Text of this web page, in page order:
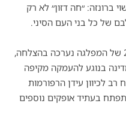
ברונזה: ״חה דזון״ לא רק
של כל בני העם הסיני.
הוועידה השלישית של הקונגרס ה-20 של המפלגה נערכה בהצלחה,
בנוגע להעמקה מקיפה
לכיוון עידן הרפורמות
תפתח בעתיד אופקים נוספים